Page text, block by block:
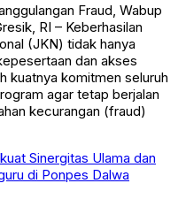
Fraud, Wabup
RI – Keberhasilan
(JKN) tidak hanya
dan akses
kuatnya komitmen seluruh
agar tetap berjalan
kecurangan (fraud)